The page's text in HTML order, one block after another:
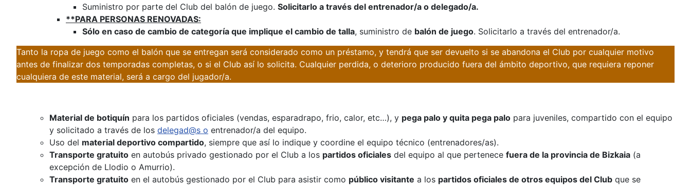
Suministro por parte del Club del balón de juego. Solicitarlo a través del entrenador/a o delegado/a.
**PARA PERSONAS RENOVADAS:
Sólo en caso de cambio de categoría que implique el cambio de talla, suministro de balón de juego. Solicitarlo a través del entrenador/a.
Tanto la ropa de juego como el balón que se entregan será considerado como un préstamo, y tendrá que ser devuelto si se abandona el Club por cualquier motivo
antes de finalizar dos temporadas completas, o si el Club así lo solicita. Cualquier perdida, o deterioro producido fuera del ámbito deportivo, que requiera reponer
cualquiera de este material, será a cargo del jugador/a.
Material de botiquín para los partidos oficiales (vendas, esparadrapo, frio, calor, etc…), y pega palo y quita pega palo para juveniles, compartido con el equipo
y solicitado a través de los delegad@s o entrenador/a del equipo.
Uso del material deportivo compartido, siempre que así lo indique y coordine el equipo técnico (entrenadores/as).
Transporte gratuito en autobús privado gestionado por el Club a los partidos oficiales del equipo al que pertenece fuera de la provincia de Bizkaia (a
excepción de Llodio o Amurrio).
Transporte gratuito en el autobús gestionado por el Club para asistir como público visitante a los partidos oficiales de otros equipos del Club que se